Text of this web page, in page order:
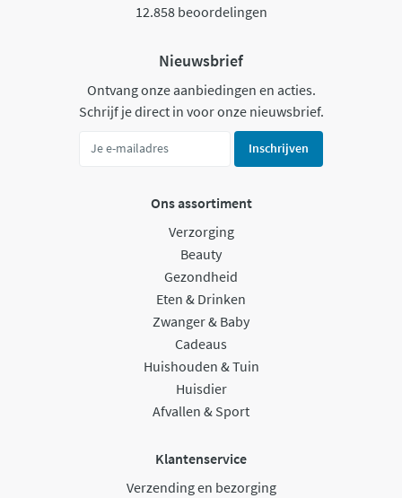
12.858 beoordelingen
Nieuwsbrief
Ontvang onze aanbiedingen en acties.
Schrijf je direct in voor onze nieuwsbrief.
Inschrijven
Ons assortiment
Verzorging
Beauty
Gezondheid
Eten & Drinken
Zwanger & Baby
Cadeaus
Huishouden & Tuin
Huisdier
Afvallen & Sport
Klantenservice
Verzending en bezorging